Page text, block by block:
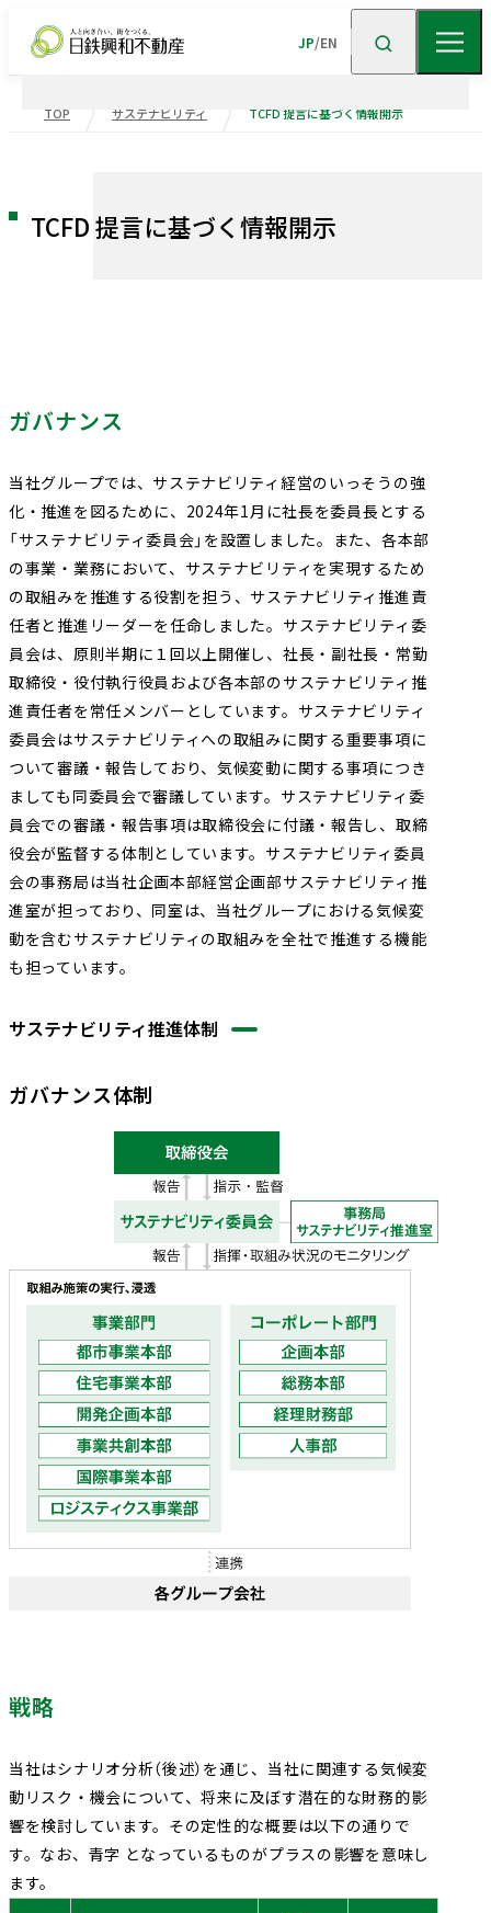
企業情報
企業情報TOP トップメッセージ
会社案内（PDF） 電子公告
不動産 ソリューション 市街地 再開発
マンション 再生 事業 地域創生 事業
ホテル事業 国際事業
オープン
イノベーション への
マネジメント
ステークホルダー
エンゲージメント
重要課題
（マテリアリティ）
地球環境への配慮 安全・安心の確保
社会変化への対応 次世代を担う人材創
高度化
コミュニティ支援
サステナブルファイナ
ンス
GRIスタンダード
内容索引
有価証券報告書等
採用情報
JP/EN
TOP サステナビリティ TCFD 提言に基づく情報開示
TCFD 提言に基づく情報開示
ガバナンス
当社グループでは、サステナビリティ経営のいっそうの強
化・推進を図るために、2024年1月に社長を委員長とする
「サステナビリティ委員会」を設置しました。また、各本部
の事業・業務において、サステナビリティを実現するため
の取組みを推進する役割を担う、サステナビリティ推進責
任者と推進リーダーを任命しました。サステナビリティ委
員会は、原則半期に１回以上開催し、社長・副社長・常勤
取締役・役付執行役員および各本部のサステナビリティ推
進責任者を常任メンバーとしています。サステナビリティ
委員会はサステナビリティへの取組みに関する重要事項に
ついて審議・報告しており、気候変動に関する事項につき
ましても同委員会で審議しています。サステナビリティ委
員会での審議・報告事項は取締役会に付議・報告し、取締
役会が監督する体制としています。サステナビリティ委員
会の事務局は当社企画本部経営企画部サステナビリティ推
進室が担っており、同室は、当社グループにおける気候変
動を含むサステナビリティの取組みを全社で推進する機能
も担っています。
サステナビリティ推進体制
ガバナンス体制
戦略
当社はシナリオ分析（後述）を通じ、当社に関連する気候変
動リスク・機会について、将来に及ぼす潜在的な財務的影
響を検討しています。その定性的な概要は以下の通りで
す。なお、青字 となっているものがプラスの影響を意味し
ます。